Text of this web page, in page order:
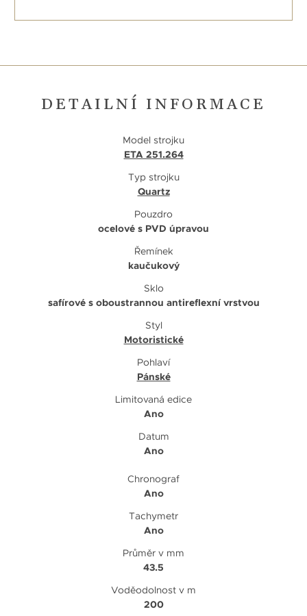
DETAILNÍ INFORMACE
Model strojku
ETA 251.264
Typ strojku
Quartz
Pouzdro
ocelové s PVD úpravou
Řemínek
kaučukový
Sklo
safírové s oboustrannou antireflexní vrstvou
Styl
Motoristické
Pohlaví
Pánské
Limitovaná edice
Ano
Datum
Ano
Chronograf
Ano
Tachymetr
Ano
Průměr v mm
43.5
Voděodolnost v m
200